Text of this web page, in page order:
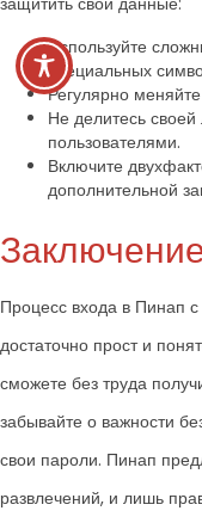
Используйте
специальных
Регулярно
Не делитесь
пользователями.
Включите
дополнительной
Процесс входа в Пинап
достаточно прост и
сможете без труда
забывайте о важности
свои пароли. Пинап
развлечений, и лишь